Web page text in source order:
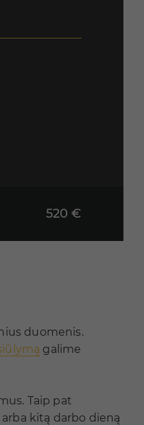
520 €
duomenis.
galime
Taip pat
kitą darbo dieną